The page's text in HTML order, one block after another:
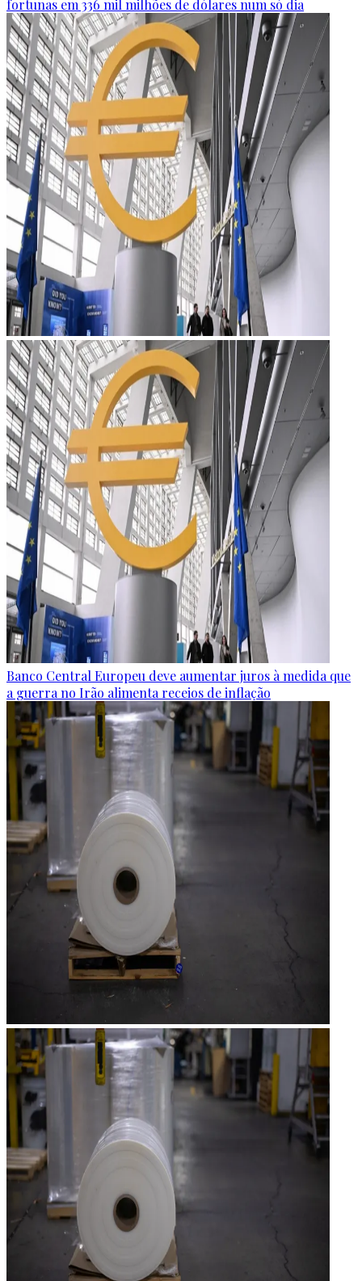
fortunas em 336 mil milhões de dólares num só dia
Banco Central Europeu deve aumentar juros à medida que
a guerra no Irão alimenta receios de inflação